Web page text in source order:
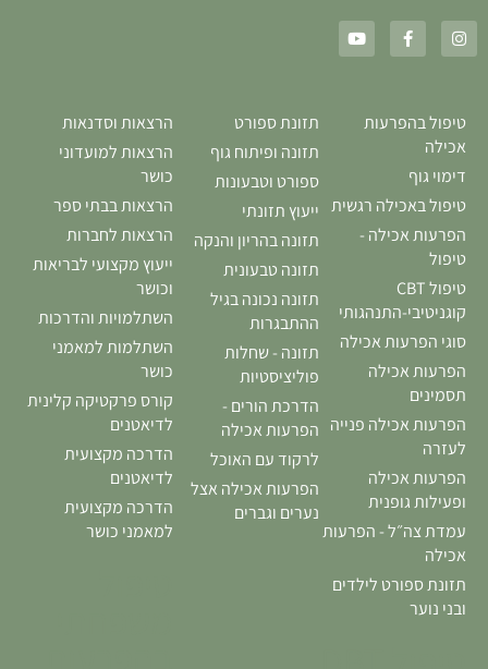
טיפול בהפרעות
אכילה
דימוי גוף
טיפול באכילה רגשית
הפרעות אכילה -
טיפול
טיפול CBT
קוגניטיבי-התנהגותי
סוגי הפרעות אכילה
הפרעות אכילה
תסמינים
הפרעות אכילה פנייה
לעזרה
הפרעות אכילה
ופעילות גופנית
עמדת צה״ל - הפרעות
אכילה
תזונת ספורט לילדים
ובני נוער
תזונת ספורט
תזונה ופיתוח גוף
ספורט וטבעונות
ייעוץ תזונתי
תזונה בהריון והנקה
תזונה טבעונית
תזונה נכונה בגיל
ההתבגרות
תזונה - שחלות
פוליציסטיות
הדרכת הורים -
הפרעות אכילה
לרקוד עם האוכל
הפרעות אכילה אצל
נערים וגברים
הרצאות וסדנאות
הרצאות למועדוני
כושר
הרצאות בבתי ספר
הרצאות לחברות
ייעוץ מקצועי לבריאות
וכושר
השתלמויות והדרכות
השתלמות למאמני
כושר
קורס פרקטיקה קלינית
לדיאטנים
הדרכה מקצועית
לדיאטנים
הדרכה מקצועית
למאמני כושר